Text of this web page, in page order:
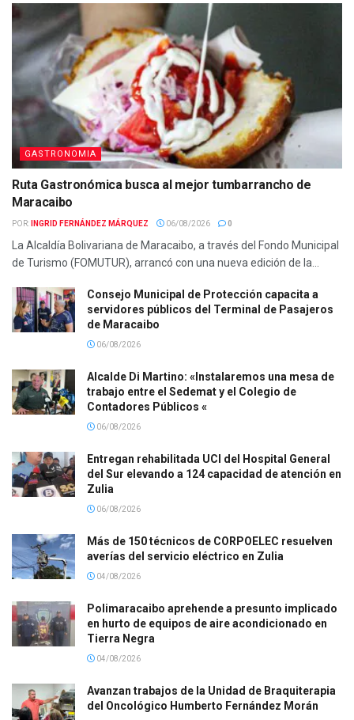
GASTRONOMIA
Ruta Gastronómica busca al mejor tumbarrancho de
Maracaibo
POR: INGRID FERNÁNDEZ MÁRQUEZ 06/08/2026 0
La Alcaldía Bolivariana de Maracaibo, a través del Fondo Municipal
de Turismo (FOMUTUR), arrancó con una nueva edición de la...
Consejo Municipal de Protección capacita a
servidores públicos del Terminal de Pasajeros
de Maracaibo
06/08/2026
Alcalde Di Martino: «Instalaremos una mesa de
trabajo entre el Sedemat y el Colegio de
Contadores Públicos «
06/08/2026
Entregan rehabilitada UCI del Hospital General
del Sur elevando a 124 capacidad de atención en
Zulia
06/08/2026
Más de 150 técnicos de CORPOELEC resuelven
averías del servicio eléctrico en Zulia
04/08/2026
Polimaracaibo aprehende a presunto implicado
en hurto de equipos de aire acondicionado en
Tierra Negra
04/08/2026
Avanzan trabajos de la Unidad de Braquiterapia
del Oncológico Humberto Fernández Morán